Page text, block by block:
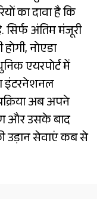
का दावा है कि
सिर्फ अंतिम मंजूरी
नोएडा
एयरपोर्ट में
इंटरनेशनल
अब अपने
और उसके बाद
उड़ान सेवाएं कब से